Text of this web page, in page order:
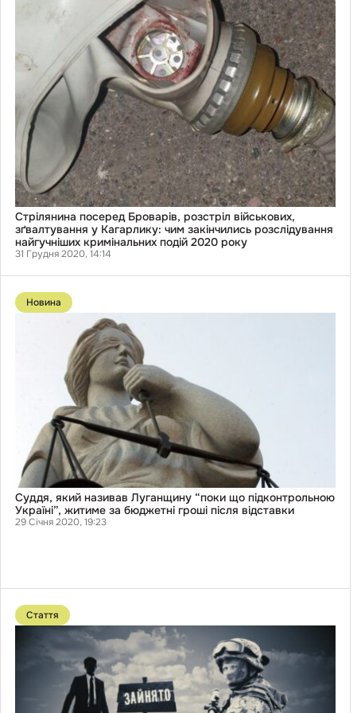
розслідування
найгучніших
кримінальних
року
Стрілянина посеред Броварів, розстріл військових,
зґвалтування у Кагарлику: чим закінчились розслідування
найгучніших кримінальних подій 2020 року
31 Грудня 2020, 14:14
Перейти
публікації
Луганщину
підконтрольною
житиме
бюджетні
гроші
після
відставки
Новина
Суддя, який називав Луганщину “поки що підконтрольною
Україні”, житиме за бюджетні гроші після відставки
29 Січня 2020, 19:23
Перейти
до
публікації
Стаття